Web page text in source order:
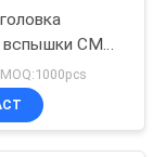
вспышки СМТ
2* 8